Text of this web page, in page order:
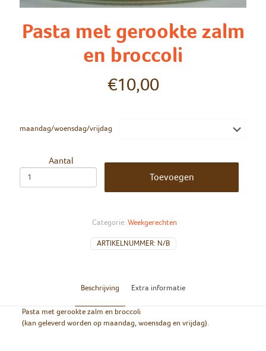
Pasta met gerookte zalm
en broccoli
€10,00
maandag/woensdag/vrijdag
Aantal
Toevoegen
ARTIKELNUMMER: N/B
Categorie: Weekgerechten
Beschrijving Extra informatie
Pasta met gerookte zalm en broccoli
(kan geleverd worden op maandag, woensdag en vrijdag).